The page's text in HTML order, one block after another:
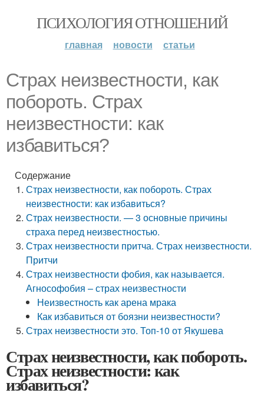
ПСИХОЛОГИЯ ОТНОШЕНИЙ
главная новости статьи
Страх неизвестности, как
побороть. Страх
неизвестности: как
избавиться?
Содержание
Страх неизвестности, как побороть. Страх
неизвестности: как избавиться?
Страх неизвестности. — 3 основные причины
страха перед неизвестностью.
Страх неизвестности притча. Страх неизвестности.
Притчи
Страх неизвестности фобия, как называется.
Агнософобия – страх неизвестности
Неизвестность как арена мрака
Как избавиться от боязни неизвестности?
Страх неизвестности это. Топ-10 от Якушева
Страх неизвестности, как побороть.
Страх неизвестности: как
избавиться?